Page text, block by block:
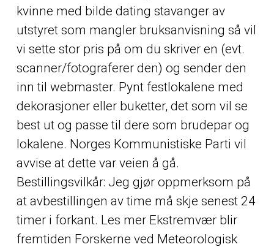
kvinne med bilde dating stavangerav
utstyret som mangler bruksanvisning så vil
vi sette stor pris på om du skriver en (evt.
scanner/fotograferer den) og sender den
inn til webmaster. Pynt festlokalene med
dekorasjoner eller buketter, det som vil se
best ut og passe til dere som brudepar og
lokalene. Norges Kommunistiske Parti vil
avvise at dette var veien å gå.
Bestillingsvilkår: Jeg gjør oppmerksom på
at avbestillingen av time må skje senest 24
timer i forkant. Les mer Ekstremvær blir
fremtiden Forskerne ved Meteorologisk